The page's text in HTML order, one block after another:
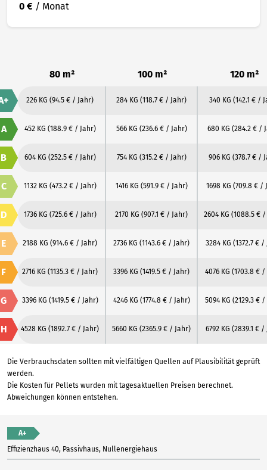
0 € / Monat
80 m² 100 m² 120 m²
226 KG (94.5 € / Jahr) 284 KG (118.7 € / Jahr) 340 KG (142.1 € /
A 452 KG (188.9 € / Jahr) 566 KG (236.6 € / Jahr) 680 KG (284.2 € /
B 604 KG (252.5 € / Jahr) 754 KG (315.2 € / Jahr) 906 KG (378.7 € /
C 1132 KG (473.2 € / Jahr) 1416 KG (591.9 € / Jahr) 1698 KG (709.8 € /
D 1736 KG (725.6 € / Jahr) 2170 KG (907.1 € / Jahr) 2604 KG (1088.5 € /
E 2188 KG (914.6 € / Jahr) 2736 KG (1143.6 € / Jahr) 3284 KG (1372.7 € /
F 2716 KG (1135.3 € / Jahr) 3396 KG (1419.5 € / Jahr) 4076 KG (1703.8 € /
G 3396 KG (1419.5 € / Jahr) 4246 KG (1774.8 € / Jahr) 5094 KG (2129.3 € /
H 4528 KG (1892.7 € / Jahr) 5660 KG (2365.9 € / Jahr) 6792 KG (2839.1 € /
Die Verbrauchsdaten sollten mit vielfältigen Quellen auf Plausibilität geprüft
werden.
Die Kosten für Pellets wurden mit tagesaktuellen Preisen berechnet.
Abweichungen können entstehen.
A+
Effizienzhaus 40, Passivhaus, Nullenergiehaus